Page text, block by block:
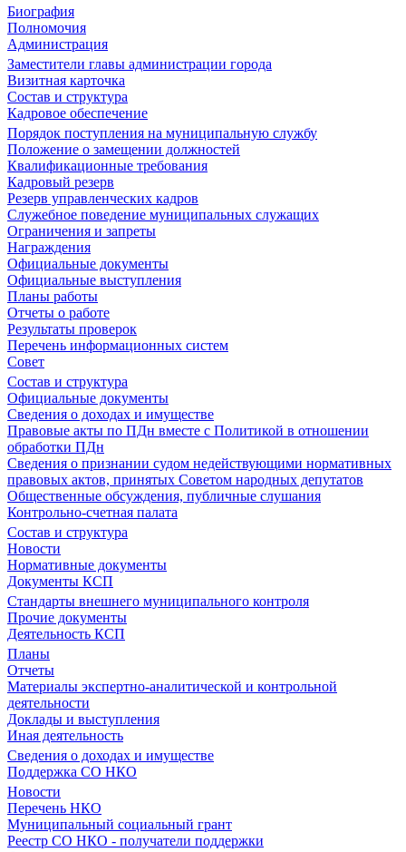
Биография
Полномочия
Администрация
Заместители главы администрации города
Визитная карточка
Состав и структура
Кадровое обеспечение
Порядок поступления на муниципальную службу
Положение о замещении должностей
Квалификационные требования
Кадровый резерв
Резерв управленческих кадров
Служебное поведение муниципальных служащих
Ограничения и запреты
Награждения
Официальные документы
Официальные выступления
Планы работы
Отчеты о работе
Результаты проверок
Перечень информационных систем
Совет
Состав и структура
Официальные документы
Сведения о доходах и имуществе
Правовые акты по ПДн вместе с Политикой в отношении
обработки ПДн
Сведения о признании судом недействующими нормативных
правовых актов, принятых Советом народных депутатов
Общественные обсуждения, публичные слушания
Контрольно-счетная палата
Состав и структура
Новости
Нормативные документы
Документы КСП
Стандарты внешнего муниципального контроля
Прочие документы
Деятельность КСП
Планы
Отчеты
Материалы экспертно-аналитической и контрольной
деятельности
Доклады и выступления
Иная деятельность
Сведения о доходах и имуществе
Поддержка СО НКО
Новости
Перечень НКО
Муниципальный социальный грант
Реестр СО НКО - получатели поддержки